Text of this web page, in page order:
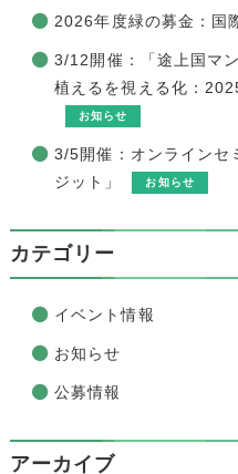
2026年度緑の募金：国
3/12開催：「途上国マ
植えるを視える化：
お知らせ
3/5開催：オンラインセ
ジット」
お知らせ
カテゴリー
イベント情報
お知らせ
公募情報
アーカイブ